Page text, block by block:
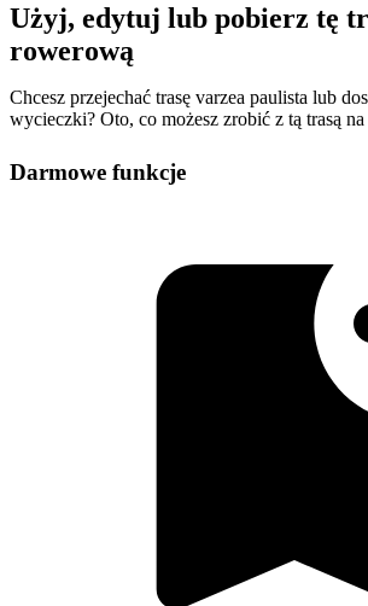
Użyj, edytuj lub pobierz tę
rowerową
Chcesz przejechać trasę varzea paulista lub
wycieczki? Oto, co możesz zrobić z tą trasą
Darmowe funkcje